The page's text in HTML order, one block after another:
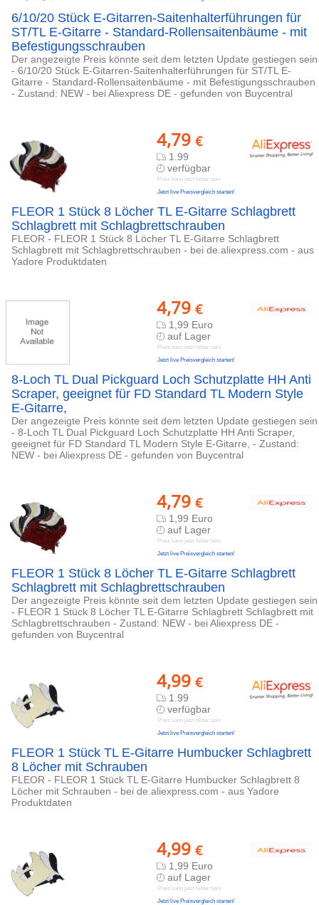
6/10/20 Stück E-Gitarren-Saitenhalterführungen für
ST/TL E-Gitarre - Standard-Rollensaitenbäume - mit
Befestigungsschrauben
Der angezeigte Preis könnte seit dem letzten Update gestiegen sein
- 6/10/20 Stück E-Gitarren-Saitenhalterführungen für ST/TL E-
Gitarre - Standard-Rollensaitenbäume - mit Befestigungsschrauben
- Zustand: NEW - bei Aliexpress DE - gefunden von Buycentral
4,79 €
1.99
verfügbar
Preis kann jetzt höher sein
Jetzt live Preisvergleich starten!
FLEOR 1 Stück 8 Löcher TL E-Gitarre Schlagbrett
Schlagbrett mit Schlagbrettschrauben
FLEOR - FLEOR 1 Stück 8 Löcher TL E-Gitarre Schlagbrett
Schlagbrett mit Schlagbrettschrauben - bei de.aliexpress.com - aus
Yadore Produktdaten
4,79 €
1,99 Euro
auf Lager
Preis kann jetzt höher sein
Jetzt live Preisvergleich starten!
8-Loch TL Dual Pickguard Loch Schutzplatte HH Anti
Scraper, geeignet für FD Standard TL Modern Style
E-Gitarre,
Der angezeigte Preis könnte seit dem letzten Update gestiegen sein
- 8-Loch TL Dual Pickguard Loch Schutzplatte HH Anti Scraper,
geeignet für FD Standard TL Modern Style E-Gitarre, - Zustand:
NEW - bei Aliexpress DE - gefunden von Buycentral
4,79 €
1,99 Euro
auf Lager
Preis kann jetzt höher sein
Jetzt live Preisvergleich starten!
FLEOR 1 Stück 8 Löcher TL E-Gitarre Schlagbrett
Schlagbrett mit Schlagbrettschrauben
Der angezeigte Preis könnte seit dem letzten Update gestiegen sein
- FLEOR 1 Stück 8 Löcher TL E-Gitarre Schlagbrett Schlagbrett mit
Schlagbrettschrauben - Zustand: NEW - bei Aliexpress DE -
gefunden von Buycentral
4,99 €
1.99
verfügbar
Preis kann jetzt höher sein
Jetzt live Preisvergleich starten!
FLEOR 1 Stück TL E-Gitarre Humbucker Schlagbrett
8 Löcher mit Schrauben
FLEOR - FLEOR 1 Stück TL E-Gitarre Humbucker Schlagbrett 8
Löcher mit Schrauben - bei de.aliexpress.com - aus Yadore
Produktdaten
4,99 €
1,99 Euro
auf Lager
Preis kann jetzt höher sein
Jetzt live Preisvergleich starten!